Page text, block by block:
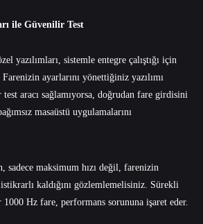
ile Güvenilir Test
yazılımları, sistemle entegre çalıştığı için
ayarlarını yönettiğiniz yazılımı
test aracı sağlamıyorsa, doğrudan fare girdisini
masaüstü uygulamalarını
sadece maksimum hızı değil, farenizin
kaldığını gözlemlemelisiniz. Sürekli
Hz fare, performans sorununa işaret eder.